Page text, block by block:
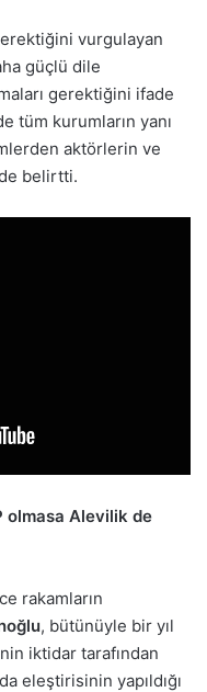
vurgulayan
güçlü dile
gerektiğini ifade
tüm kurumların yanı
aktörlerin ve
belirtti.
olmasa Alevilik de
rakamların
, bütünüyle bir yıl
iktidar tarafından
eleştirisinin yapıldığı